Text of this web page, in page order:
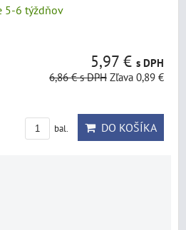
5-6 týždňov
5,97 € s DPH
6,86 €s DPH Zľava 0,89 €
bal. DO KOŠÍKA